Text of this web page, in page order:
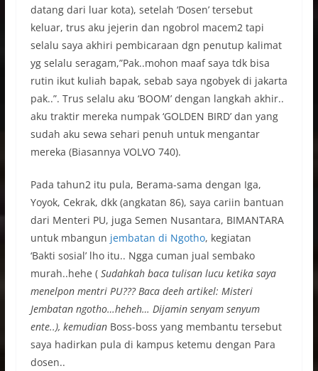
datang dari luar kota), setelah ‘Dosen’ tersebut
keluar, trus aku jejerin dan ngobrol macem2 tapi
selalu saya akhiri pembicaraan dgn penutup kalimat
yg selalu seragam,”Pak..mohon maaf saya tdk bisa
rutin ikut kuliah bapak, sebab saya ngobyek di jakarta
pak..”. Trus selalu aku ‘BOOM’ dengan langkah akhir..
aku traktir mereka numpak ‘GOLDEN BIRD’ dan yang
sudah aku sewa sehari penuh untuk mengantar
mereka (Biasannya VOLVO 740).
Pada tahun2 itu pula, Berama-sama dengan Iga,
Yoyok, Cekrak, dkk (angkatan 86), saya cariin bantuan
dari Menteri PU, juga Semen Nusantara, BIMANTARA
untuk mbangun jembatan di Ngotho, kegiatan
‘Bakti sosial’ lho itu.. Ngga cuman jual sembako
murah..hehe ( Sudahkah baca tulisan lucu ketika saya
menelpon mentri PU??? Baca deeh artikel: Misteri
Jembatan ngotho…heheh… Dijamin senyam senyum
ente..), kemudian Boss-boss yang membantu tersebut
saya hadirkan pula di kampus ketemu dengan Para
dosen..